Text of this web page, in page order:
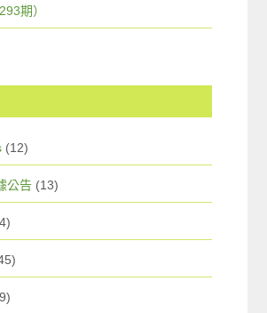
期）
(12)
公告 (13)